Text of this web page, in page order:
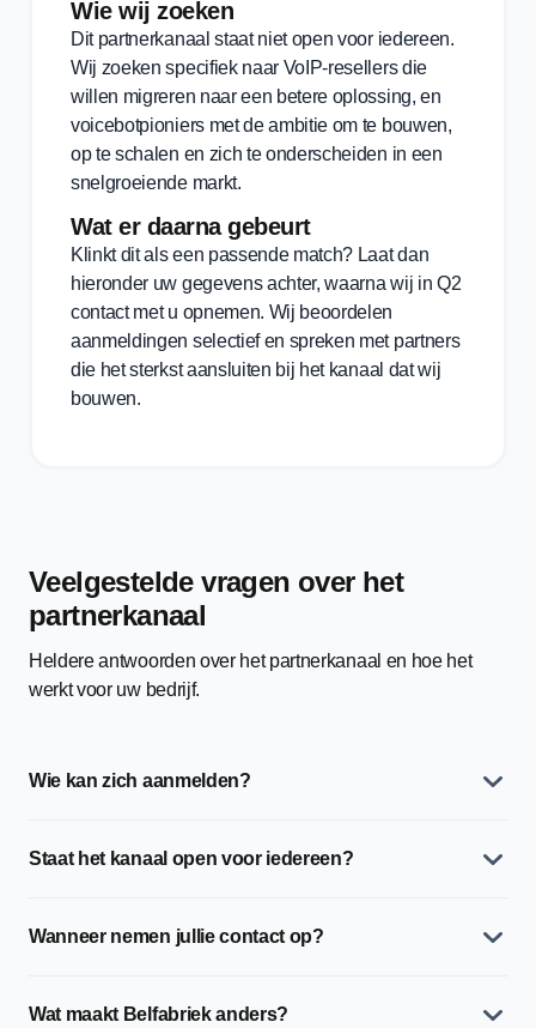
Wie wij zoeken
Dit partnerkanaal staat niet open voor iedereen.
Wij zoeken specifiek naar VoIP-resellers die
willen migreren naar een betere oplossing, en
voicebotpioniers met de ambitie om te bouwen,
op te schalen en zich te onderscheiden in een
snelgroeiende markt.
Wat er daarna gebeurt
Klinkt dit als een passende match? Laat dan
hieronder uw gegevens achter, waarna wij in Q2
contact met u opnemen. Wij beoordelen
aanmeldingen selectief en spreken met partners
die het sterkst aansluiten bij het kanaal dat wij
bouwen.
Veelgestelde vragen over het
partnerkanaal
Heldere antwoorden over het partnerkanaal en hoe het
werkt voor uw bedrijf.
Wie kan zich aanmelden?
Staat het kanaal open voor iedereen?
Wanneer nemen jullie contact op?
Wat maakt Belfabriek anders?